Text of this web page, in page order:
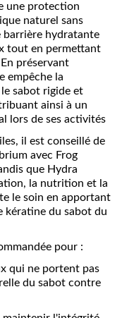
une protection
naturel sans
barrière hydratante
tout en permettant
préservant
empêche la
sabot rigide et
ainsi à un
lors de ses activités
il est conseillé de
avec Frog
que Hydra
la nutrition et la
le soin en apportant
kératine du sabot du
pour :
qui ne portent pas
du sabot contre